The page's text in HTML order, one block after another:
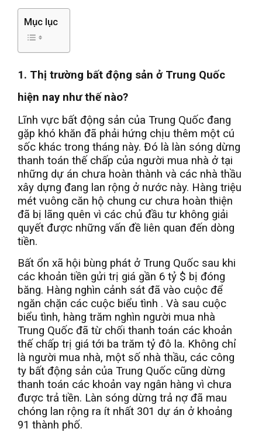
Mục lục
1. Thị trường bất động sản ở Trung Quốc
hiện nay như thế nào?
Lĩnh vực bất động sản của Trung Quốc đang
gặp khó khăn đã phải hứng chịu thêm một cú
sốc khác trong tháng này. Đó là làn sóng dừng
thanh toán thế chấp của người mua nhà ở tại
những dự án chưa hoàn thành và các nhà thầu
xây dựng đang lan rộng ở nước này. Hàng triệu
mét vuông căn hộ chung cư chưa hoàn thiện
đã bị lãng quên vì các chủ đầu tư không giải
quyết được những vấn đề liên quan đến dòng
tiền.
Bất ổn xã hội bùng phát ở Trung Quốc sau khi
các khoản tiền gửi trị giá gần 6 tỷ $ bị đóng
băng. Hàng nghìn cảnh sát đã vào cuộc để
ngăn chặn các cuộc biểu tình . Và sau cuộc
biểu tình, hàng trăm nghìn người mua nhà
Trung Quốc đã từ chối thanh toán các khoản
thế chấp trị giá tới ba trăm tỷ đô la. Không chỉ
là người mua nhà, một số nhà thầu, các công
ty bất động sản của Trung Quốc cũng dừng
thanh toán các khoản vay ngân hàng vì chưa
được trả tiền. Làn sóng dừng trả nợ đã mau
chóng lan rộng ra ít nhất 301 dự án ở khoảng
91 thành phố.